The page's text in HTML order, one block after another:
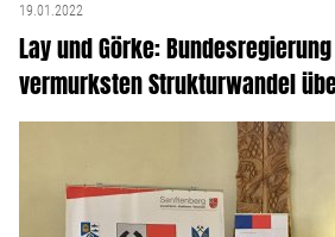
19.01.2022
Lay und Görke:
vermurksten Strukturwandel